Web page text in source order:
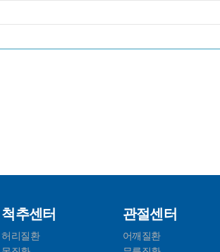
척추센터
허리질환
관절센터
어깨질환